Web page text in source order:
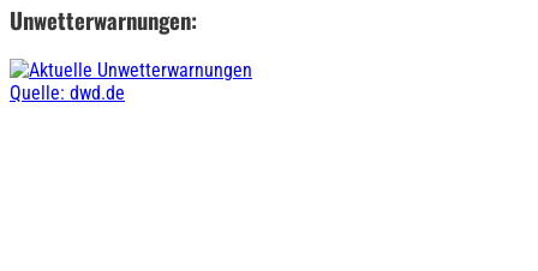
Unwetterwarnungen:
Quelle: dwd.de